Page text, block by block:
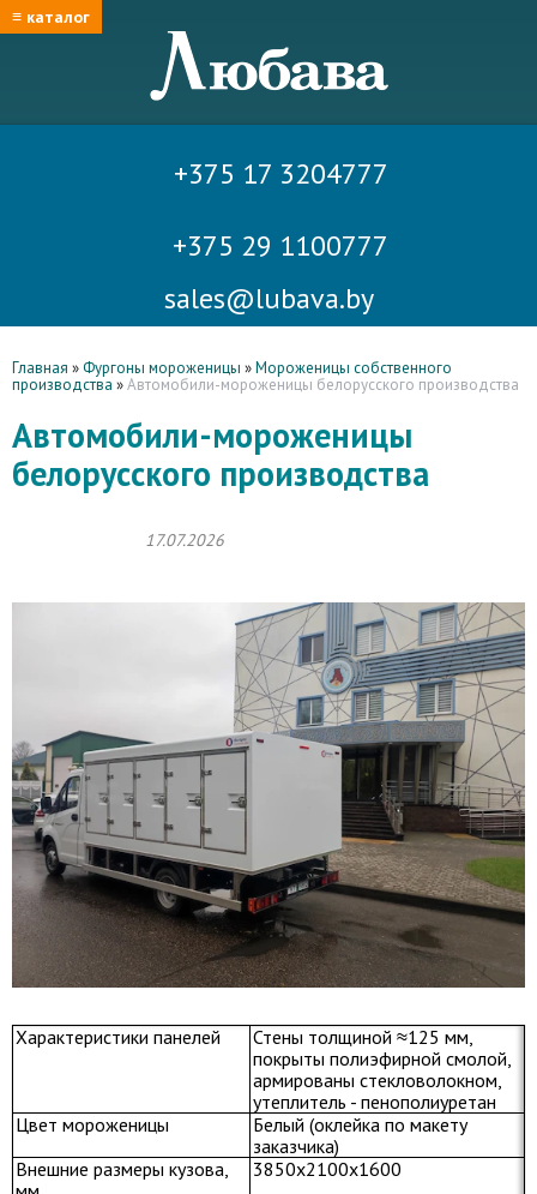
≡ каталог
+375 17 3204777
+375 29 1100777
sales@lubava.by
Главная »Фургоны мороженицы »Мороженицы собственного
производства »Автомобили-мороженицы белорусского производства
Автомобили-мороженицы
белорусского производства
17.07.2026
Характеристики панелей
Стены толщиной ≈125 мм,
покрыты полиэфирной смолой,
армированы стекловолокном,
утеплитель - пенополиуретан
Цвет мороженицы
Белый (оклейка по макету
заказчика)
Внешние размеры кузова,
3850x2100x1600